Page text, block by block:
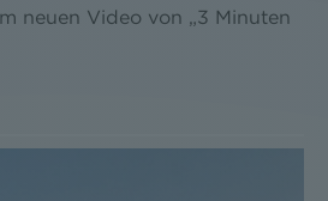
neuen Video von „3 Minuten